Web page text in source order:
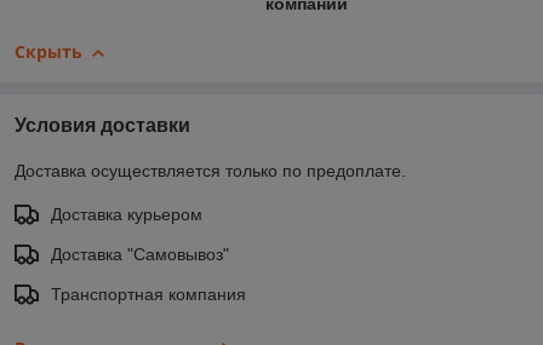
Скрыть
Условия доставки
Доставка осуществляется только по предоплате.
Доставка курьером
Доставка "Самовывоз"
Транспортная компания